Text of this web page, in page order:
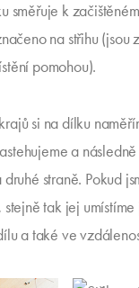
směřuje k
na střihu (jsou
pomohou).
si na dílku
a
straně. Pokud
tak jej
a také ve